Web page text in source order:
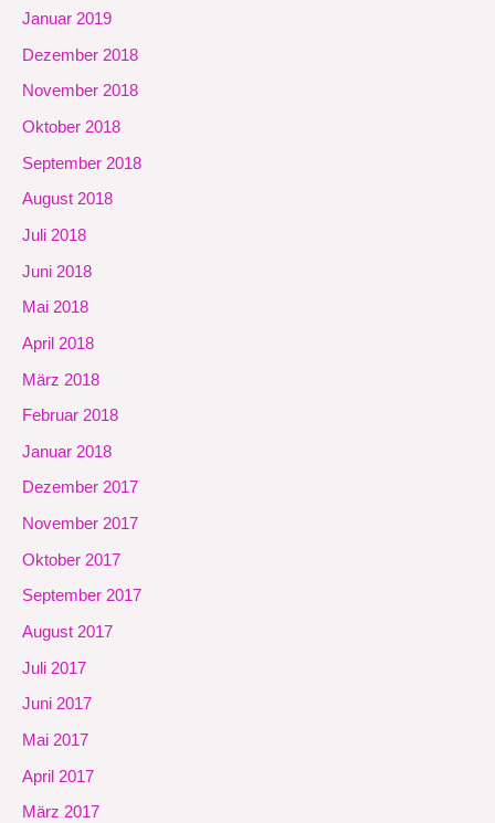
Januar 2019
Dezember 2018
November 2018
Oktober 2018
September 2018
August 2018
Juli 2018
Juni 2018
Mai 2018
April 2018
März 2018
Februar 2018
Januar 2018
Dezember 2017
November 2017
Oktober 2017
September 2017
August 2017
Juli 2017
Juni 2017
Mai 2017
April 2017
März 2017